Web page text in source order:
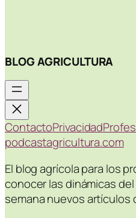
BLOG AGRICULTURA
ContactoPrivacidad
podcastagricultura.com
El blog agrícola para los
conocer las dinámicas
semana nuevos artículos